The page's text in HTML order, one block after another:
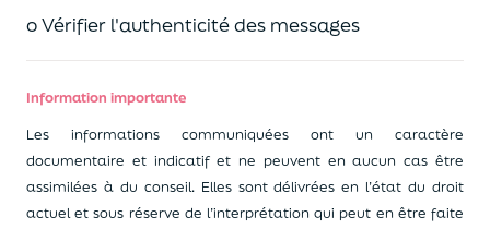
oVérifier l'authenticité des messages
Information importante
Les informations communiquées ont un caractère
documentaire et indicatif et ne peuvent en aucun cas être
assimilées à du conseil. Elles sont délivrées en l’état du droit
actuel et sous réserve de l’interprétation qui peut en être faite